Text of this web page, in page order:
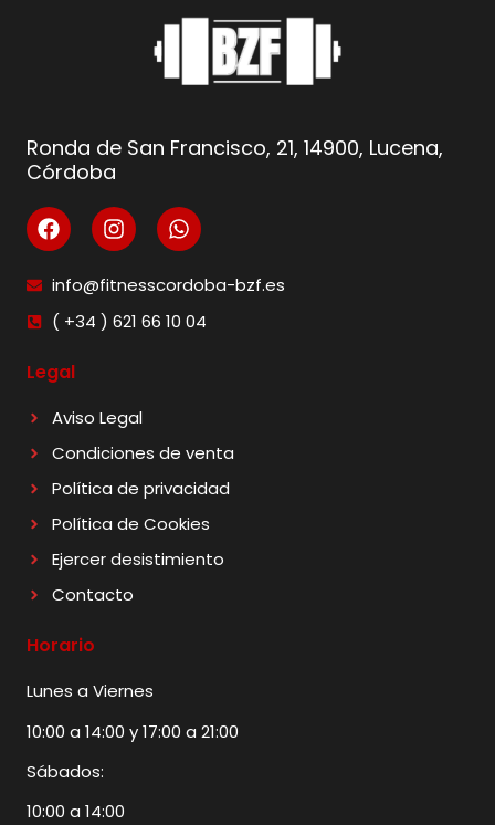
Ronda de San Francisco, 21, 14900, Lucena,
Córdoba
info@fitnesscordoba-bzf.es
( +34 ) 621 66 10 04
Legal
Aviso Legal
Condiciones de venta
Política de privacidad
Política de Cookies
Ejercer desistimiento
Contacto
Horario
Lunes a Viernes
10:00 a 14:00 y 17:00 a 21:00
Sábados:
10:00 a 14:00